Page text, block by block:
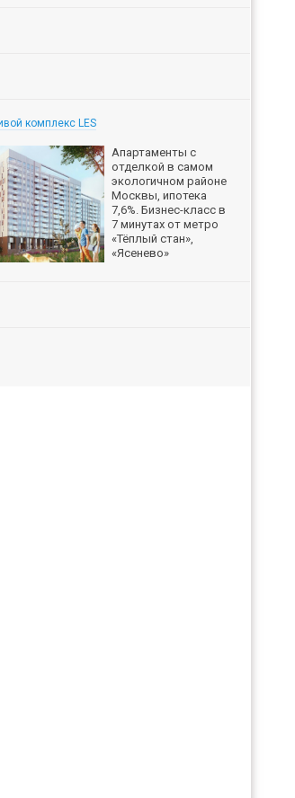
комплекс LES
Апартаменты с
отделкой в самом
экологичном районе
Москвы, ипотека
7,6%. Бизнес-класс в
7 минутах от метро
«Тёплый стан»,
«Ясенево»